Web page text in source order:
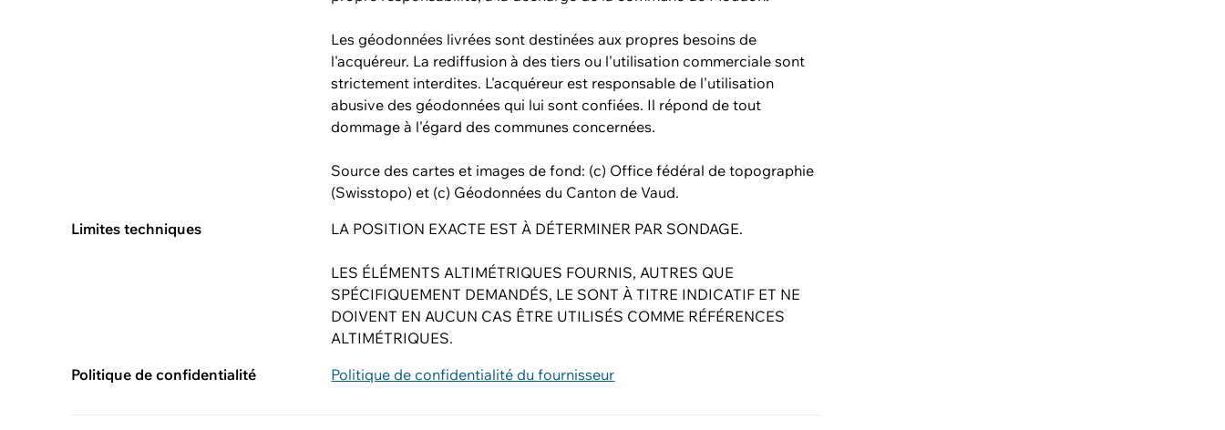
Les géodonnées livrées sont destinées aux propres besoins de
l'acquéreur. La rediffusion à des tiers ou l'utilisation commerciale sont
strictement interdites. L'acquéreur est responsable de l'utilisation
abusive des géodonnées qui lui sont confiées. Il répond de tout
dommage à l'égard des communes concernées.
Source des cartes et images de fond: (c) Office fédéral de topographie
(Swisstopo) et (c) Géodonnées du Canton de Vaud.
Limites techniques
LA POSITION EXACTE EST À DÉTERMINER PAR SONDAGE.
LES ÉLÉMENTS ALTIMÉTRIQUES FOURNIS, AUTRES QUE
SPÉCIFIQUEMENT DEMANDÉS, LE SONT À TITRE INDICATIF ET NE
DOIVENT EN AUCUN CAS ÊTRE UTILISÉS COMME RÉFÉRENCES
ALTIMÉTRIQUES.
Politique de confidentialité
Politique de confidentialité du fournisseur